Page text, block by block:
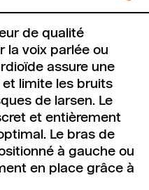
de qualité
la voix parlée ou
assure une
et limite les bruits
de larsen. Le
et entièrement
Le bras de
à gauche ou
en place grâce à